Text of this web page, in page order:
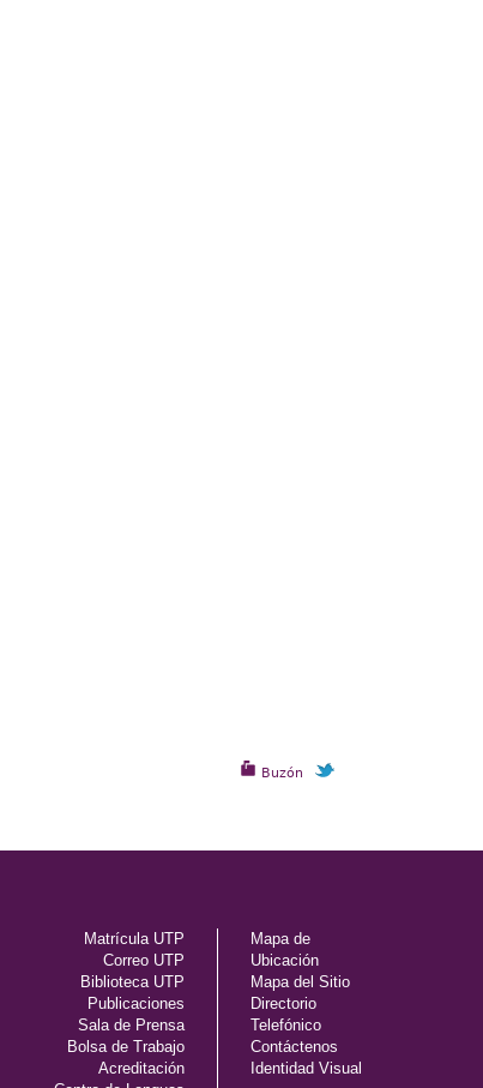
Buzón
Matrícula UTP
Correo UTP
Biblioteca UTP
Publicaciones
Sala de Prensa
Bolsa de Trabajo
Acreditación
Mapa de
Ubicación
Mapa del Sitio
Directorio
Telefónico
Contáctenos
Identidad Visual